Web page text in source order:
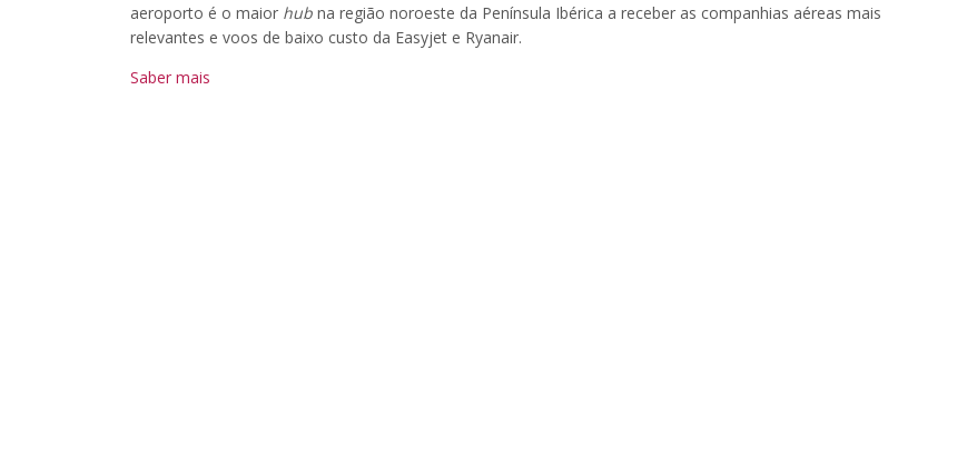
aeroporto é o maior hub na região noroeste da Península Ibérica a receber as companhias aéreas mais
relevantes e voos de baixo custo da Easyjet e Ryanair.
Saber mais